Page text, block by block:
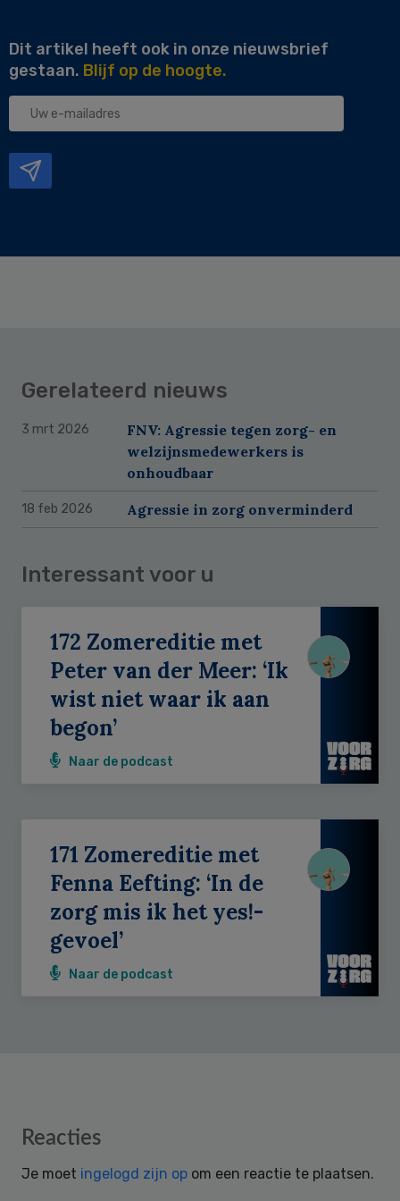
Dit artikel heeft ook in onze nieuwsbrief
gestaan. Blijf op de hoogte.
Uw
Gerelateerd nieuws
3 mrt 2026
FNV: Agressie tegen zorg- en
welzijnsmedewerkers is
onhoudbaar
18 feb 2026 Agressie in zorg onverminderd
Interessant voor u
172 Zomereditie met
Peter van der Meer: ‘Ik
wist niet waar ik aan
begon’
Naar de podcast
171 Zomereditie met
Fenna Eefting: ‘In de
zorg mis ik het yes!-
gevoel’
Naar de podcast
Reader
Reacties
Je moet ingelogd zijn op om een reactie te plaatsen.